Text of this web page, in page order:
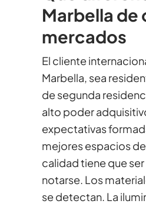
Marbella de
mercados
El cliente
Marbella, sea
de segunda
alto poder
expectativas
mejores espacios
calidad tiene que
notarse. Los
se detectan. La